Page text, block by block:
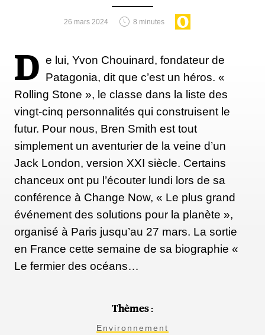
26 mars 2024 8 minutes
D e lui, Yvon Chouinard, fondateur de
Patagonia, dit que c’est un héros. «
Rolling Stone », le classe dans la liste des
vingt-cinq personnalités qui construisent le
futur. Pour nous, Bren Smith est tout
simplement un aventurier de la veine d’un
Jack London, version XXI siècle. Certains
chanceux ont pu l’écouter lundi lors de sa
conférence à Change Now, « Le plus grand
événement des solutions pour la planète »,
organisé à Paris jusqu’au 27 mars. La sortie
en France cette semaine de sa biographie «
Le fermier des océans…
Thèmes :
Environnement